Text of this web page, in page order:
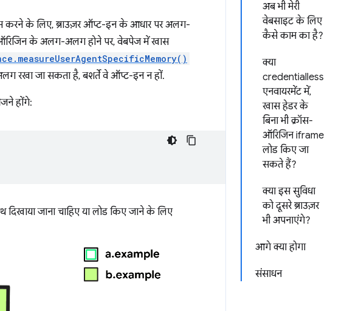
अब भी मेरी
वेबसाइट के लिए
कैसे काम का है?
क्या
credentialless
एनवायरमेंट में,
खास हेडर के
बिना भी क्रॉस-
ऑरिजिन iframe
लोड किए जा
सकते हैं?
क्या इस सुविधा
को दूसरे ब्राउज़र
भी अपनाएंगे?
आगे क्या होगा
संसाधन
के लिए, ब्राउज़र ऑप्ट-इन के आधार पर अलग-
के अलग-अलग होने पर, वेबपेज में खास
रखा जा सकता है, बशर्ते वे ऑप्ट-इन न हों.
होंगे:
जाना चाहिए या लोड किए जाने के लिए